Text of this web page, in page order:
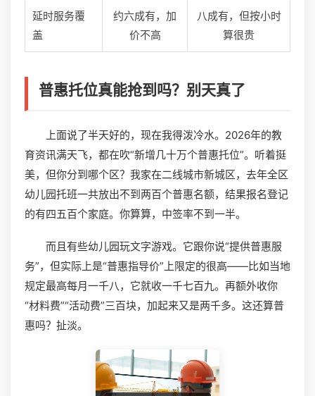
延时服务覆
盖
约六成有，加
价不高
八成有，但按小时
算很贵
普惠托位真能抢到吗？别天真了
上面说了半天好的，现在我得泼冷水。2026年的教
育资讯满天飞，都在吹“新增几十万个普惠托位”。听着挺
美，但你分到哪个区？我家在二线城市新城区，去年全区
幼儿园托班一共放出不到两百个普惠名额，结果报名登记
的有四五百个家庭。你算算，中签率不到一半。
而且有些幼儿园玩文字游戏。它跟你说“提供普惠服
务”，但实际上是“普惠指导价”上限定的很高——比如当地
规定最高每月一千八，它就收一千七百九。再额外收你
“材料费”“活动费”三百块，加起来又是两千多。这还算普
惠吗？扯淡。